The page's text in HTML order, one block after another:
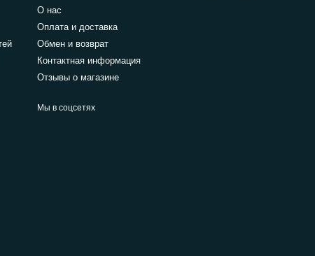
О нас
Оплата и доставка
Обмен и возврат
Контактная информация
Отзывы о магазине
Мы в соцсетях